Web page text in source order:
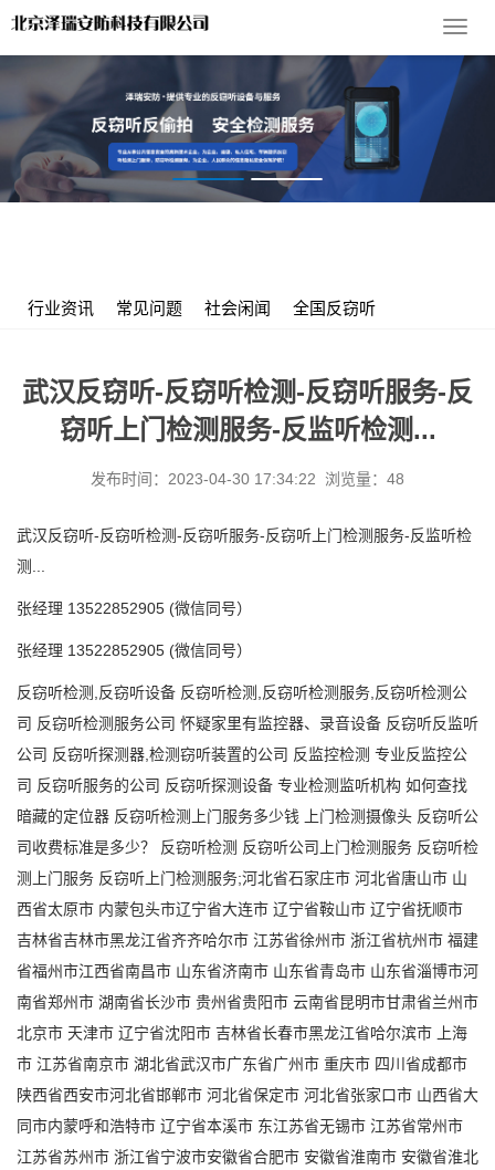
导
菜
行业资讯 常见问题 社会闲闻 全国反窃听
武汉反窃听-反窃听检测-反窃听服务-反
窃听上门检测服务-反监听检测...
发布时间：2023-04-30 17:34:22 浏览量：48
武汉反窃听-反窃听检测-反窃听服务-反窃听上门检测服务-反监听检
测...
张经理 13522852905 (微信同号）
张经理 13522852905 (微信同号）
反窃听检测 ,反窃听设备 反窃听检测,反窃听检测服务,反窃听检测公
司 反窃听检测服务公司 怀疑家里有监控器、录音设备 反窃听反监听
公司 反窃听探测器,检测窃听装置的公司 反监控检测 专业反监控公
司 反窃听服务的公司 反窃听探测设备 专业检测监听机构 如何查找
暗藏的定位器 反窃听检测上门服务多少钱 上门检测摄像头 反窃听公
司收费标准是多少？ 反窃听检测 反窃听公司上门检测服务 反窃听检
测上门服务 反窃听上门检测服务;河北省石家庄市 河北省唐山市 山
西省太原市 内蒙包头市辽宁省大连市 辽宁省鞍山市 辽宁省抚顺市
吉林省吉林市黑龙江省齐齐哈尔市 江苏省徐州市 浙江省杭州市 福建
省福州市江西省南昌市 山东省济南市 山东省青岛市 山东省淄博市河
南省郑州市 湖南省长沙市 贵州省贵阳市 云南省昆明市甘肃省兰州市
北京市 天津市 辽宁省沈阳市 吉林省长春市黑龙江省哈尔滨市 上海
市 江苏省南京市 湖北省武汉市广东省广州市 重庆市 四川省成都市
陕西省西安市河北省邯郸市 河北省保定市 河北省张家口市 山西省大
同市内蒙呼和浩特市 辽宁省本溪市 东江苏省无锡市 江苏省常州市
江苏省苏州市 浙江省宁波市安徽省合肥市 安徽省淮南市 安徽省淮北